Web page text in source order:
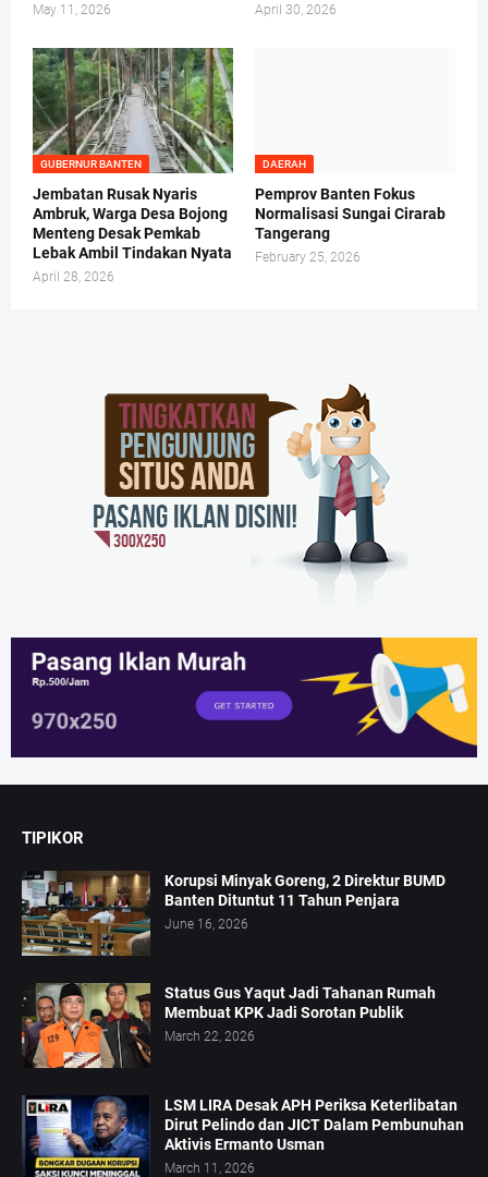
May 11, 2026 April 30, 2026
GUBERNUR BANTEN
Jembatan Rusak Nyaris
Ambruk, Warga Desa Bojong
Menteng Desak Pemkab
Lebak Ambil Tindakan Nyata
April 28, 2026
DAERAH
Pemprov Banten Fokus
Normalisasi Sungai Cirarab
Tangerang
February 25, 2026
TIPIKOR
Korupsi Minyak Goreng, 2 Direktur BUMD
Banten Dituntut 11 Tahun Penjara
June 16, 2026
Status Gus Yaqut Jadi Tahanan Rumah
Membuat KPK Jadi Sorotan Publik
March 22, 2026
LSM LIRA Desak APH Periksa Keterlibatan
Dirut Pelindo dan JICT Dalam Pembunuhan
Aktivis Ermanto Usman
March 11, 2026